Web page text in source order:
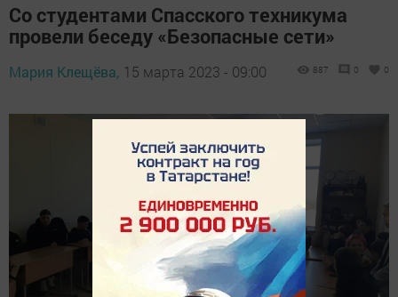
Со студентами Спасского техникума
провели беседу «Безопасные сети»
Мария Клещёва, 15 марта 2023 - 09:00 887 0 0